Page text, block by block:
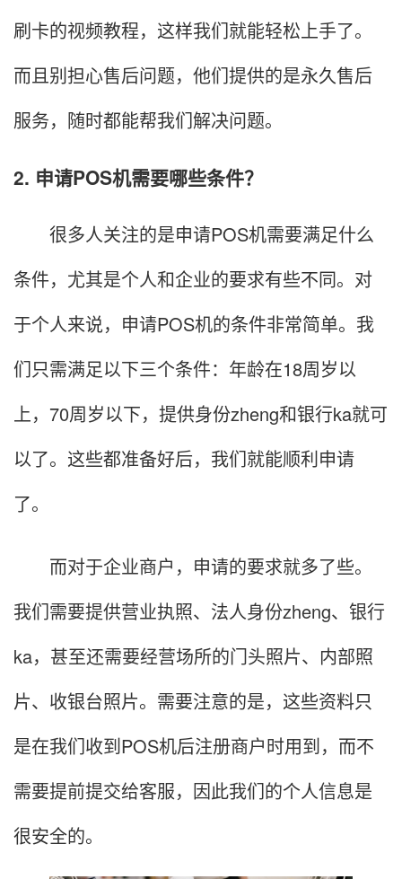
刷卡的视频教程，这样我们就能轻松上手了。
而且别担心售后问题，他们提供的是永久售后
服务，随时都能帮我们解决问题。
2. 申请POS机需要哪些条件？
很多人关注的是申请POS机需要满足什么
条件，尤其是个人和企业的要求有些不同。对
于个人来说，申请POS机的条件非常简单。我
们只需满足以下三个条件：年龄在18周岁以
上，70周岁以下，提供身份zheng和银行ka就可
以了。这些都准备好后，我们就能顺利申请
了。
而对于企业商户，申请的要求就多了些。
我们需要提供营业执照、法人身份zheng、银行
ka，甚至还需要经营场所的门头照片、内部照
片、收银台照片。需要注意的是，这些资料只
是在我们收到POS机后注册商户时用到，而不
需要提前提交给客服，因此我们的个人信息是
很安全的。